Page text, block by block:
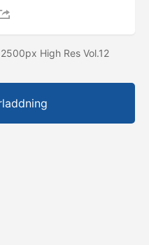
High Res Vol.12